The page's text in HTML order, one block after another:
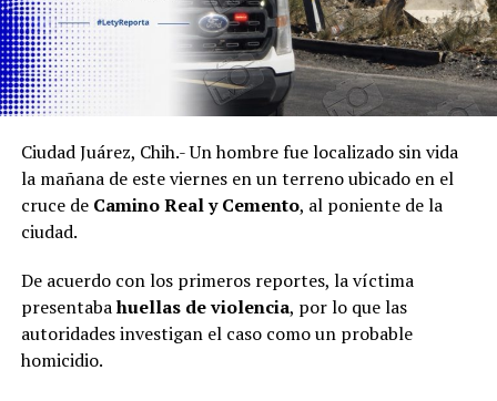
Ciudad Juárez, Chih.- Un hombre fue localizado sin vida
la mañana de este viernes en un terreno ubicado en el
cruce de Camino Real y Cemento, al poniente de la
ciudad.
De acuerdo con los primeros reportes, la víctima
presentabahuellas de violencia, por lo que las
autoridades investigan el caso como un probable
homicidio.